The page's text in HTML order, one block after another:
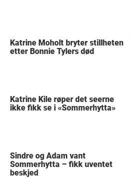
Katrine Moholt bryter stillheten
etter Bonnie Tylers død
Katrine Kile røper det seerne
ikke fikk se i «Sommerhytta»
Sindre og Adam vant
Sommerhytta – fikk uventet
beskjed